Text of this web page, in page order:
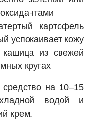
картофель
успокаивает кожу
из свежей
кругах
средство на 10–15
водой и
крем.